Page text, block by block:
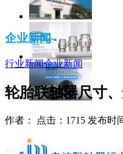
企业新闻
行业新闻企业新闻
轮胎联轴器尺寸
作者： 点击：1715 发布时